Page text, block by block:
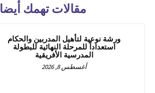
مقالات تهمك أيضا
ورشة نوعية لتأهيل المدربين والحكام
استعداداً للمرحلة النهائية للبطولة
المدرسية الأفريقية
أغسطس 8, 2026